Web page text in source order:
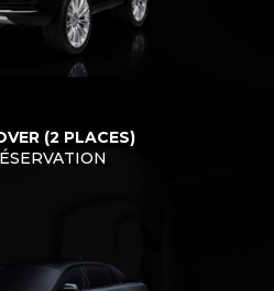
(2 PLACES)